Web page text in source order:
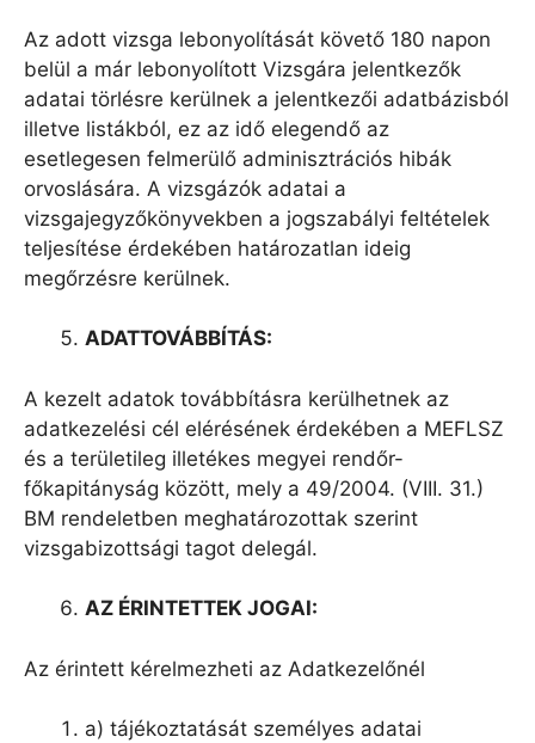
Az adott vizsga lebonyolítását követő 180 napon
belül a már lebonyolított Vizsgára jelentkezők
adatai törlésre kerülnek a jelentkezői adatbázisból
illetve listákból, ez az idő elegendő az
esetlegesen felmerülő adminisztrációs hibák
orvoslására. A vizsgázók adatai a
vizsgajegyzőkönyvekben a jogszabályi feltételek
teljesítése érdekében határozatlan ideig
megőrzésre kerülnek.
ADATTOVÁBBÍTÁS:
A kezelt adatok továbbításra kerülhetnek az
adatkezelési cél elérésének érdekében a MEFLSZ
és a területileg illetékes megyei rendőr-
főkapitányság között, mely a 49/2004. (VIII. 31.)
BM rendeletben meghatározottak szerint
vizsgabizottsági tagot delegál.
AZ ÉRINTETTEK JOGAI:
Az érintett kérelmezheti az Adatkezelőnél
a) tájékoztatását személyes adatai